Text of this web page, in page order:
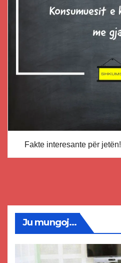
Fakte interesante për jetën!
Ju mungoj...